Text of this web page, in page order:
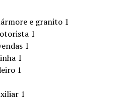
e granito 1
1
1
1
1
1